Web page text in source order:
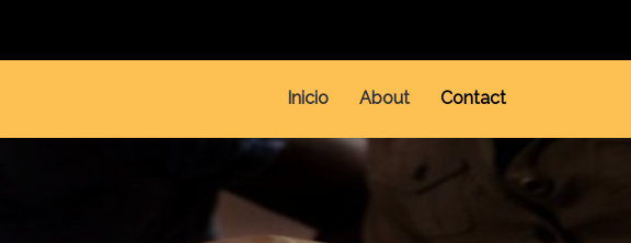
Inicio About Contact